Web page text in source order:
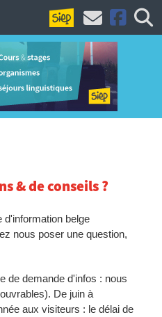
& de conseils ?
d'information belge
nous poser une question,
de demande d'infos : nous
De juin à
aux visiteurs : le délai de